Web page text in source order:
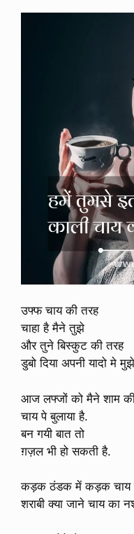
उफ्फ चाय की तरह
चाहा है मैने तुझे
और तुने बिस्कुट की तरह
डुबो दिया अपनी यादो मे मुझे
आज लफ्जों को मैने शाम
चाय पे बुलाया है.
बन गयी बात तो
ग़ज़ल भी हो सकती है.
कड़क ठंडक में कड़क चाय
शराबी क्या जाने चाय का